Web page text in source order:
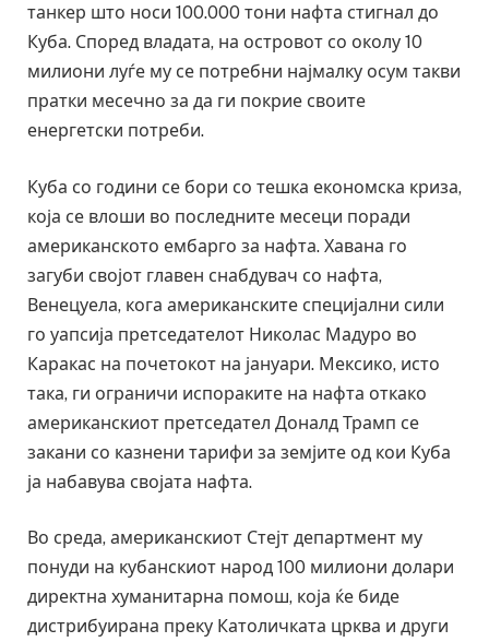
танкер што носи 100.000 тони нафта стигнал до
Куба. Според владата, на островот со околу 10
милиони луѓе му се потребни најмалку осум такви
пратки месечно за да ги покрие своите
енергетски потреби.
Куба со години се бори со тешка економска криза,
која се влоши во последните месеци поради
американското ембарго за нафта. Хавана го
загуби својот главен снабдувач со нафта,
Венецуела, кога американските специјални сили
го уапсија претседателот Николас Мадуро во
Каракас на почетокот на јануари. Мексико, исто
така, ги ограничи испораките на нафта откако
американскиот претседател Доналд Трамп се
закани со казнени тарифи за земјите од кои Куба
ја набавува својата нафта.
Во среда, американскиот Стејт департмент му
понуди на кубанскиот народ 100 милиони долари
директна хуманитарна помош, која ќе биде
дистрибуирана преку Католичката црква и други